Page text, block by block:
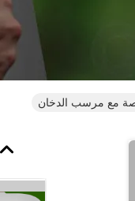
مع مرسب الدخان